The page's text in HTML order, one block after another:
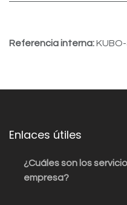
Referencia interna:
Enlaces útiles
¿Cuáles son los
empresa?